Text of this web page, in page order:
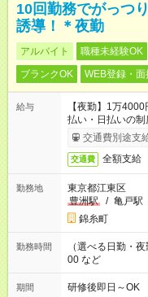
10回勤務でがっつ
誘導！＊夜勤
アルバイト 職種未経験OK
ブランクOK
WEB登録・面
給与
【夜勤】1万
払い・日払いの
交通費別途支
交通費 全額支給
勤務地
東京都江東区
豊洲駅
/ 亀戸駅
錦糸町
勤務時間
（選べる日勤・
00 など
期間 研修後即日～OK